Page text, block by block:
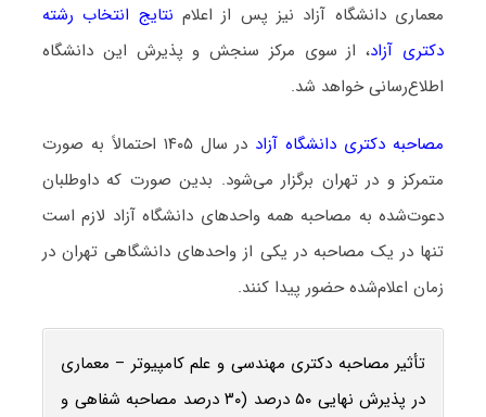
معماری دانشگاه آزاد نیز پس از اعلام نتایج انتخاب رشته
دکتری آزاد، از سوی مرکز سنجش و پذیرش این دانشگاه
اطلاع‌رسانی خواهد شد.
مصاحبه دکتری دانشگاه آزاد
در سال ۱۴۰۵ احتمالاً به صورت
متمرکز و در تهران برگزار می‌شود. بدین صورت که داوطلبان
دعوت‌شده به مصاحبه همه واحدهای دانشگاه آزاد لازم است
تنها در یک مصاحبه در یکی از واحدهای دانشگاهی تهران در
زمان اعلام‌شده حضور پیدا کنند.
تأثیر مصاحبه دکتری مهندسی و علم کامپیوتر – معماری
در پذیرش نهایی ۵۰ درصد (۳۰ درصد مصاحبه شفاهی و